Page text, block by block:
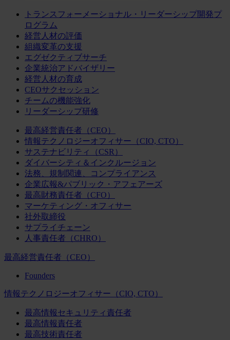
トランスフォーメーショナル・リーダーシップ開発プ
ログラム
経営人材の評価
組織変革の支援
エグゼクティブサーチ
企業統治アドバイザリー
経営人材の育成
CEOサクセッション
チームの機能強化
リーダーシップ研修
最高経営責任者（CEO）
情報テクノロジーオフィサー（CIO, CTO）
サステナビリティ（CSR）
ダイバーシティ＆インクルージョン
法務、規制関連、コンプライアンス
企業広報&パブリック・アフェアーズ
最高財務責任者（CFO）
マーケティング・オフィサー
社外取締役
サプライチェーン
人事責任者（CHRO）
最高経営責任者（CEO）
Founders
情報テクノロジーオフィサー（CIO, CTO）
最高情報セキュリティ責任者
最高情報責任者
最高技術責任者